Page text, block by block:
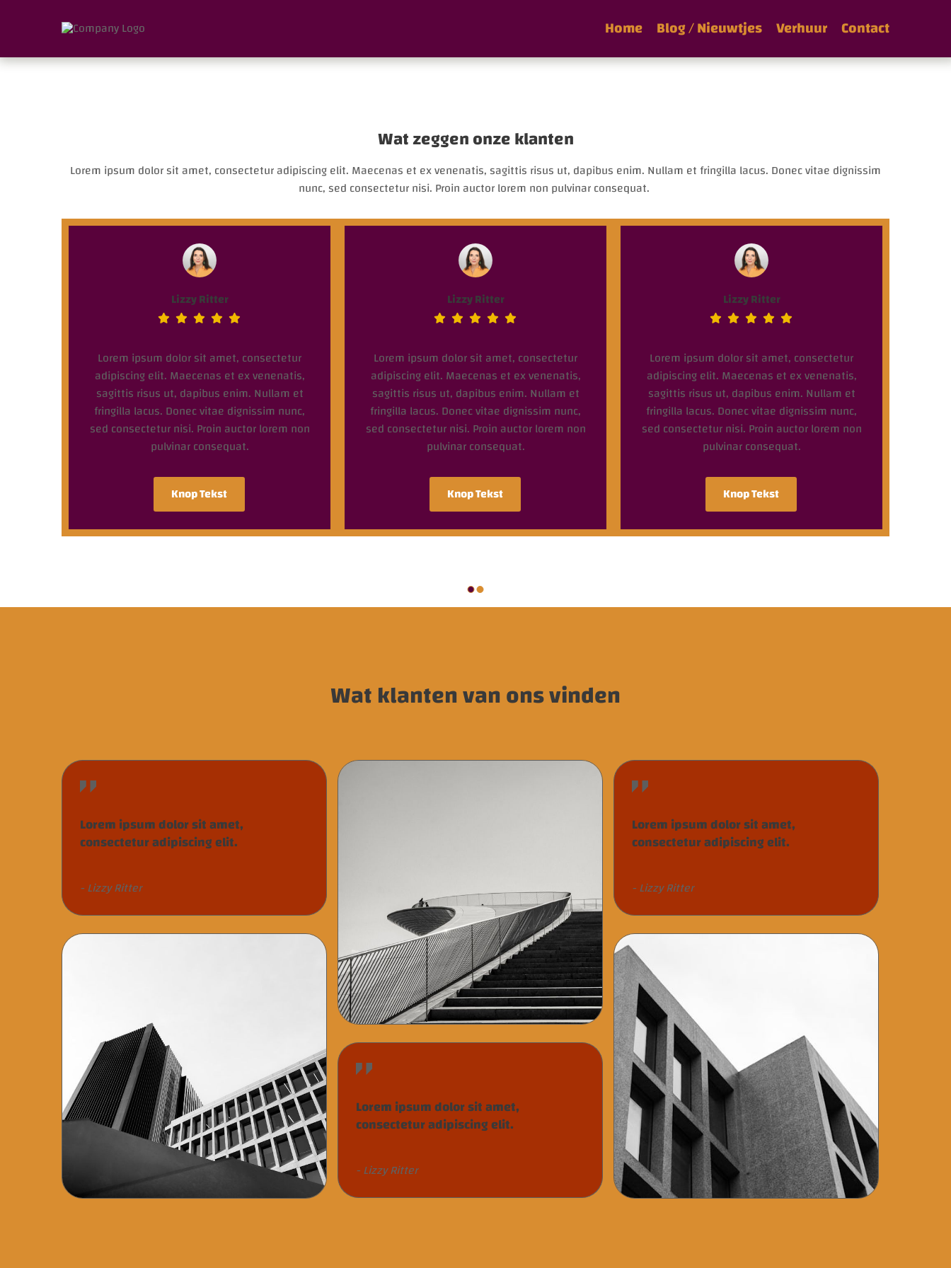
Home Blog / Nieuwtjes Verhuur Contact
Wat zeggen onze klanten
Lorem ipsum dolor sit amet, consectetur adipiscing elit. Maecenas et ex venenatis, sagittis risus ut, dapibus enim. Nullam et fringilla lacus. Donec vitae dignissim
nunc, sed consectetur nisi. Proin auctor lorem non pulvinar consequat.
Lizzy Ritter
Lorem ipsum dolor sit amet, consectetur
adipiscing elit. Maecenas et ex venenatis,
sagittis risus ut, dapibus enim. Nullam et
fringilla lacus. Donec vitae dignissim nunc,
sed consectetur nisi. Proin auctor lorem non
pulvinar consequat.
Knop Tekst
Lizzy Ritter
Lorem ipsum dolor sit amet, consectetur
adipiscing elit. Maecenas et ex venenatis,
sagittis risus ut, dapibus enim. Nullam et
fringilla lacus. Donec vitae dignissim nunc,
sed consectetur nisi. Proin auctor lorem non
pulvinar consequat.
Knop Tekst
Lizzy Ritter
Lorem ipsum dolor sit amet, consectetur
adipiscing elit. Maecenas et ex venenatis,
sagittis risus ut, dapibus enim. Nullam et
fringilla lacus. Donec vitae dignissim nunc,
sed consectetur nisi. Proin auctor lorem non
pulvinar consequat.
Knop Tekst
Wat klanten van ons vinden
Lorem ipsum dolor sit amet,
consectetur adipiscing elit.
- Lizzy Ritter
Lorem ipsum dolor sit amet,
consectetur adipiscing elit.
- Lizzy Ritter
Lorem ipsum dolor sit amet,
consectetur adipiscing elit.
- Lizzy Ritter